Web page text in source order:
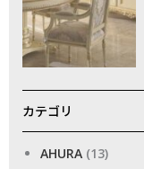
カテゴリ
AHURA (13)